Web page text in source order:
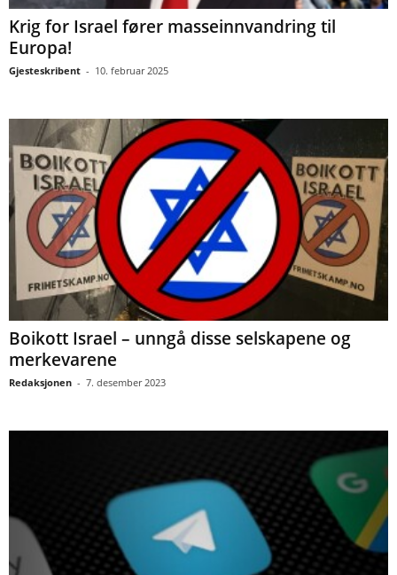
Krig for Israel fører masseinnvandring til
Europa!
Gjesteskribent - 10. februar 2025
Boikott Israel – unngå disse selskapene og
merkevarene
Redaksjonen - 7. desember 2023